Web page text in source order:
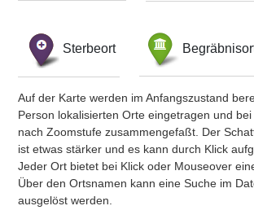
Sterbeort
Auf der Karte werden im Anfangszustand
Person lokalisierten Orte eingetragen und
nach Zoomstufe zusammengefaßt. Der
ist etwas stärker und es kann durch Klick
Jeder Ort bietet bei Klick oder Mouseover
Über den Ortsnamen kann eine Suche im
ausgelöst werden.